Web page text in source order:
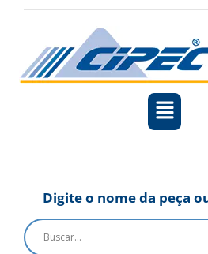
Digite o nome da peça